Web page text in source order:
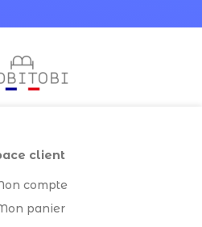
client
compte
panier